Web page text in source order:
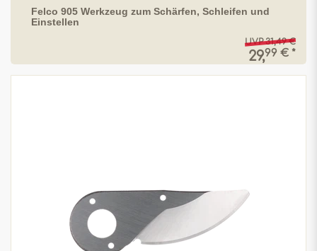
Felco 905 Werkzeug zum Schärfen, Schleifen und
Einstellen
UVP 31,49 €
29,99 € *